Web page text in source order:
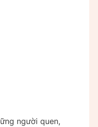
người quen,